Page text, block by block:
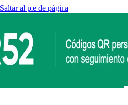
Saltar al pie de página